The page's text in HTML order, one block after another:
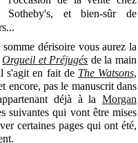
Sotheby's, et bien-sûr de
dérisoire vous aurez la
Orgueil et Préjugés de la main
s'agit en fait de The Watsons,
encore, pas le manuscrit dans
déjà à la Morgan
suivantes qui vont être mises
certaines pages qui ont été,